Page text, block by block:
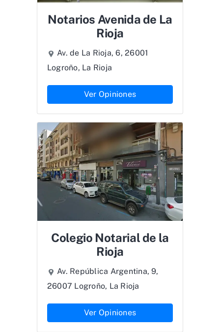
Notarios Avenida de La
Rioja
Av. de La Rioja, 6, 26001
Logroño, La Rioja
Ver Opiniones
Colegio Notarial de la
Rioja
Av. República Argentina, 9,
26007 Logroño, La Rioja
Ver Opiniones